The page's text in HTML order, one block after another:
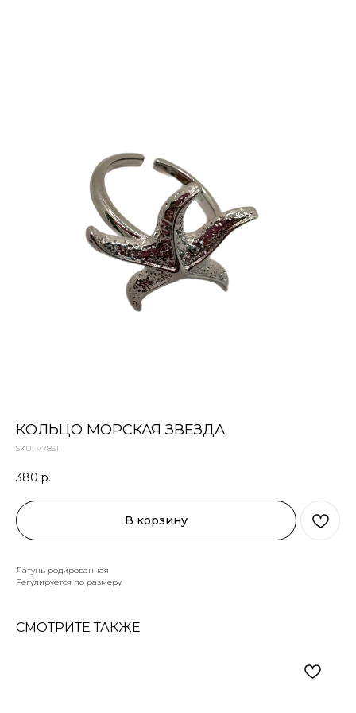
КОЛЬЦО МОРСКАЯ ЗВЕЗДА
SKU: м7851
380 р.
В корзину
Латунь родированная
Регулируется по размеру
СМОТРИТЕ ТАКЖЕ